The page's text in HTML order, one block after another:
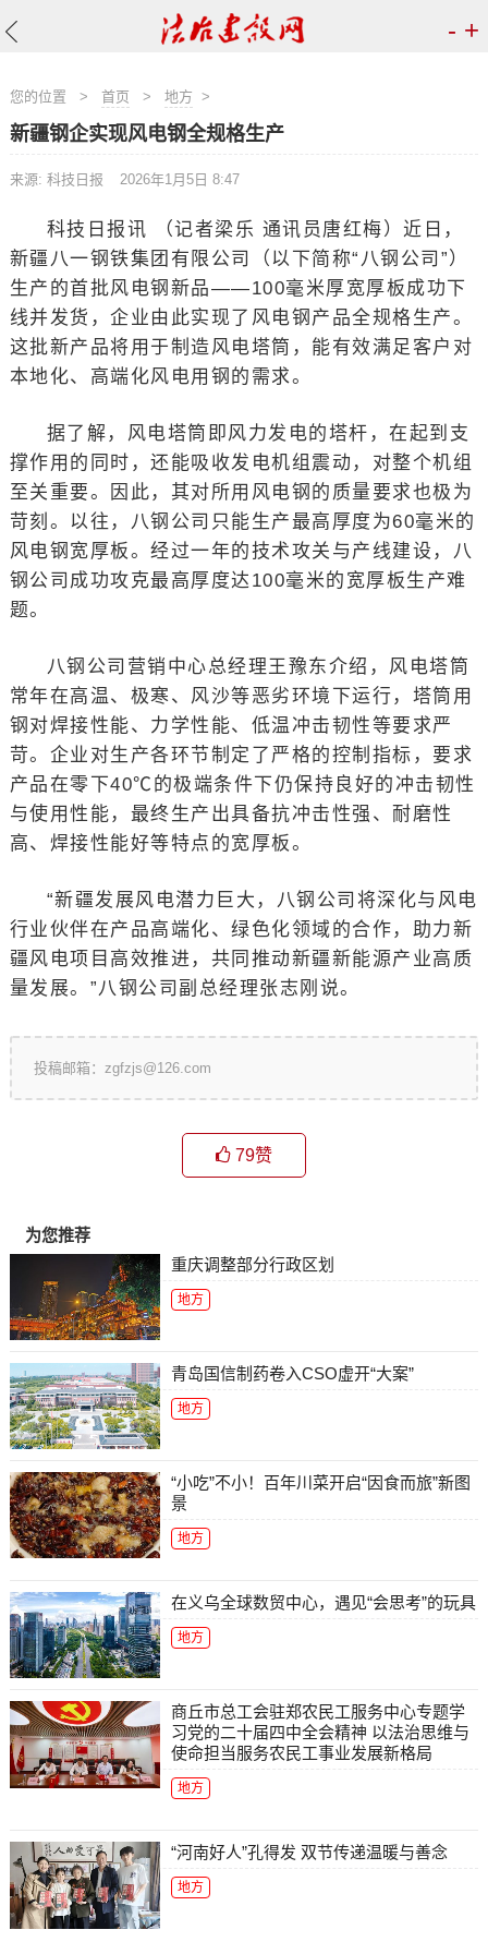
- +
您的位置 > 首页 > 地方 >
新疆钢企实现风电钢全规格生产
来源: 科技日报 2026年1月5日 8:47
科技日报讯 （记者梁乐 通讯员唐红梅）近日，
新疆八一钢铁集团有限公司（以下简称“八钢公司”）
生产的首批风电钢新品——100毫米厚宽厚板成功下
线并发货，企业由此实现了风电钢产品全规格生产。
这批新产品将用于制造风电塔筒，能有效满足客户对
本地化、高端化风电用钢的需求。
据了解，风电塔筒即风力发电的塔杆，在起到支
撑作用的同时，还能吸收发电机组震动，对整个机组
至关重要。因此，其对所用风电钢的质量要求也极为
苛刻。以往，八钢公司只能生产最高厚度为60毫米的
风电钢宽厚板。经过一年的技术攻关与产线建设，八
钢公司成功攻克最高厚度达100毫米的宽厚板生产难
题。
八钢公司营销中心总经理王豫东介绍，风电塔筒
常年在高温、极寒、风沙等恶劣环境下运行，塔筒用
钢对焊接性能、力学性能、低温冲击韧性等要求严
苛。企业对生产各环节制定了严格的控制指标，要求
产品在零下40℃的极端条件下仍保持良好的冲击韧性
与使用性能，最终生产出具备抗冲击性强、耐磨性
高、焊接性能好等特点的宽厚板。
“新疆发展风电潜力巨大，八钢公司将深化与风电
行业伙伴在产品高端化、绿色化领域的合作，助力新
疆风电项目高效推进，共同推动新疆新能源产业高质
量发展。”八钢公司副总经理张志刚说。
投稿邮箱：zgfzjs@126.com
79赞
为您推荐
重庆调整部分行政区划
地方
青岛国信制药卷入CSO虚开“大案”
地方
“小吃”不小！百年川菜开启“因食而旅”新图
景
地方
在义乌全球数贸中心，遇见“会思考”的玩具
地方
商丘市总工会驻郑农民工服务中心专题学
习党的二十届四中全会精神 以法治思维与
使命担当服务农民工事业发展新格局
地方
“河南好人”孔得发 双节传递温暖与善念
地方